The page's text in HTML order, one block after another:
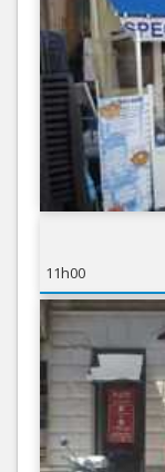
11h00